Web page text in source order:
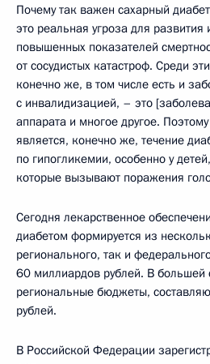
Почему так важен сахарный
это реальная угроза для
повышенных показателей
от сосудистых катастроф. Среди
конечно же, в том числе есть и
с инвалидизацией, – это
аппарата и многое другое.
является, конечно же, течение
по гипогликемии, особенно у
которые вызывают поражения
Сегодня лекарственное
диабетом формируется из
регионального, так и
60 миллиардов рублей. В большей
региональные бюджеты,
рублей.
В Российской Федерации